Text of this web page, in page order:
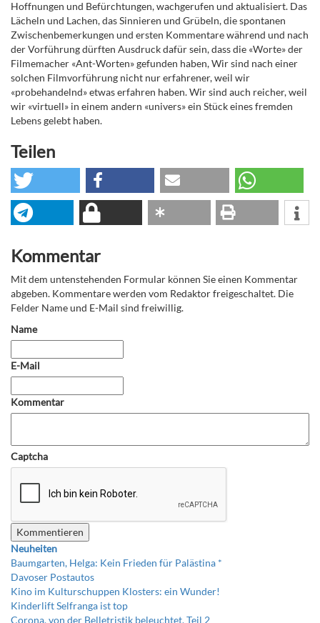
Hoffnungen und Befürchtungen, wachgerufen und aktualisiert. Das
Lächeln und Lachen, das Sinnieren und Grübeln, die spontanen
Zwischenbemerkungen und ersten Kommentare während und nach
der Vorführung dürften Ausdruck dafür sein, dass die «Worte» der
Filmemacher «Ant-Worten» gefunden haben, Wir sind nach einer
solchen Filmvorführung nicht nur erfahrener, weil wir
«probehandelnd» etwas erfahren haben. Wir sind auch reicher, weil
wir «virtuell» in einem andern «univers» ein Stück eines fremden
Lebens gelebt haben.
Teilen
Kommentar
Mit dem untenstehenden Formular können Sie einen Kommentar
abgeben. Kommentare werden vom Redaktor freigeschaltet. Die
Felder Name und E-Mail sind freiwillig.
Name
E-Mail
Kommentar
Captcha
Neuheiten
Baumgarten, Helga: Kein Frieden für Palästina *
Davoser Postautos
Kino im Kulturschuppen Klosters: ein Wunder!
Kinderlift Selfranga ist top
Corona, von der Belletristik beleuchtet, Teil 2